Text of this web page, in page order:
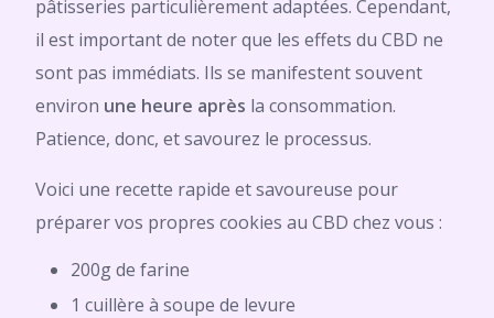
pâtisseries particulièrement adaptées. Cependant,
il est important de noter que les effets du CBD ne
sont pas immédiats. Ils se manifestent souvent
environ une heure après la consommation.
Patience, donc, et savourez le processus.
Voici une recette rapide et savoureuse pour
préparer vos propres cookies au CBD chez vous :
200g de farine
1 cuillère à soupe de levure